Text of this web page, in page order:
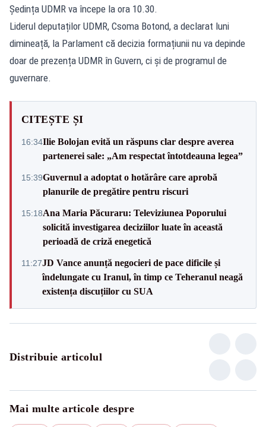
Ședința UDMR va începe la ora 10.30.
Liderul deputaților UDMR, Csoma Botond, a declarat luni
dimineață, la Parlament că decizia formațiunii nu va depinde
doar de prezența UDMR în Guvern, ci și de programul de
guvernare.
CITEȘTE ȘI
16:34Ilie Bolojan evită un răspuns clar despre averea
partenerei sale: „Am respectat întotdeauna legea”
15:39Guvernul a adoptat o hotărâre care aprobă
planurile de pregătire pentru riscuri
15:18Ana Maria Păcuraru: Televiziunea Poporului
solicită investigarea deciziilor luate în această
perioadă de criză enegetică
11:27JD Vance anunță negocieri de pace dificile și
îndelungate cu Iranul, în timp ce Teheranul neagă
existența discuțiilor cu SUA
Distribuie articolul
Mai multe articole despre